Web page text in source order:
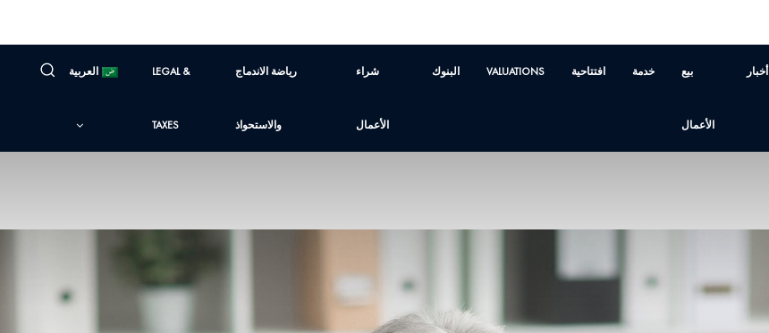
أخبار بيع
الأعمال
خدمة افتتاحية VALUATIONS البنوك شراء
الأعمال
رياضة الاندماج
والاستحواذ
LEGAL &
TAXES
العربية